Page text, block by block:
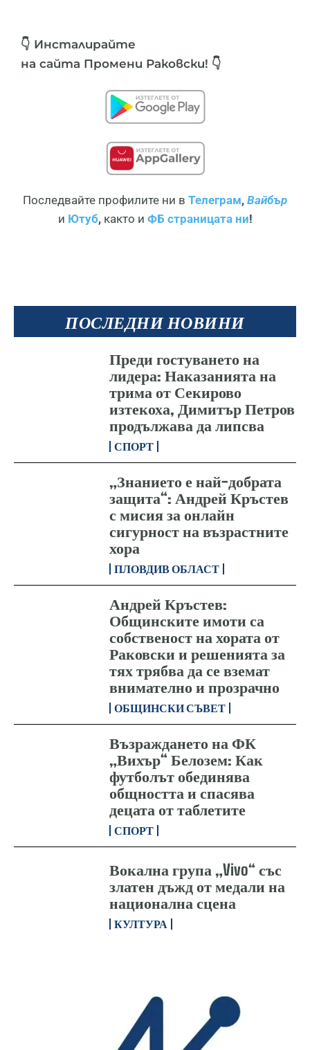
ПОСЛЕДНИ НОВИНИ
Преди гостуването на
лидера: Наказанията на
трима от Секирово
изтекоха, Димитър Петров
продължава да липсва
СПОРТ
„Знанието е най-добрата
защита“: Андрей Кръстев
с мисия за онлайн
сигурност на възрастните
хора
ПЛОВДИВ ОБЛАСТ
Андрей Кръстев:
Общинските имоти са
собственост на хората от
Раковски и решенията за
тях трябва да се вземат
внимателно и прозрачно
ОБЩИНСКИ СЪВЕТ
Възраждането на ФК
„Вихър“ Белозем: Как
футболът обединява
общността и спасява
децата от таблетите
СПОРТ
Вокална група „Vivo“ със
златен дъжд от медали на
национална сцена
КУЛТУРА
👇 Инсталирайте
на сайта Промени Раковски! 👇
Последвайте профилите ни в Телеграм, Вайбър
и Ютуб, както и ФБ страницата ни!